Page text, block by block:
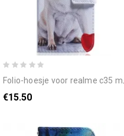
folio-hoesje voor realme c35 mopshond
€15.50